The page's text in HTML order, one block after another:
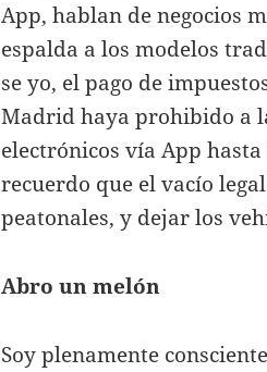
App, hablan de negocios
espalda a los modelos
se yo, el pago de
Madrid haya prohibido a
electrónicos vía App
recuerdo que el vacío
peatonales, y dejar los
Abro un melón
Soy plenamente